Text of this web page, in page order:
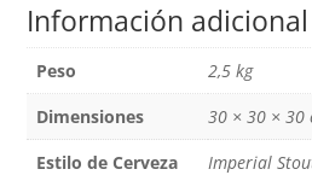
Información adicional
Peso
2,5 kg
Dimensiones
30 × 30 × 30
Estilo de Cerveza
Imperial